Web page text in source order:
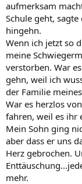
aufmerksam
Schule geht,
hingehn.
Wenn ich jetzt so
meine
verstorben. War
gehn, weil ich
der Familie
War es herzlos
fahren, weil es ihr
Mein Sohn ging
aber dass er uns
Herz gebrochen.
mehr.